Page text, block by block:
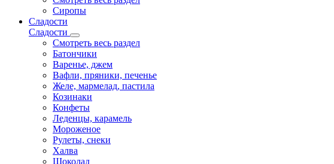
Сиропы
Сладости
Сладости
Смотреть весь раздел
Батончики
Варенье, джем
Вафли, пряники, печенье
Желе, мармелад, пастила
Козинаки
Конфеты
Леденцы, карамель
Мороженое
Рулеты, снеки
Халва
Шоколад